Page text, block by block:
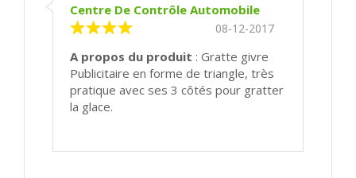
Centre De Contrôle Automobile
08-12-2017
A propos du produit : Gratte givre
Publicitaire en forme de triangle, très
pratique avec ses 3 côtés pour gratter
la glace.